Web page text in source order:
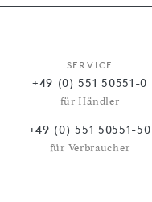
SERVICE
+49 (0) 551 50551-0
für Händler
+49 (0) 551 50551-50
für Verbraucher